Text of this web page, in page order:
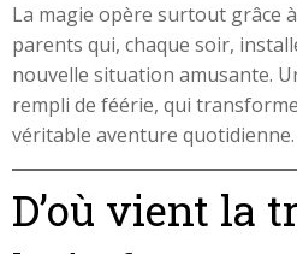
La magie opère surtout grâce
parents qui, chaque soir,
nouvelle situation amusante.
rempli de féérie, qui
véritable aventure quotidienne.
D’où vient la